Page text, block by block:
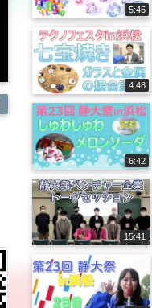
5:45
4:48
6:42
15:41